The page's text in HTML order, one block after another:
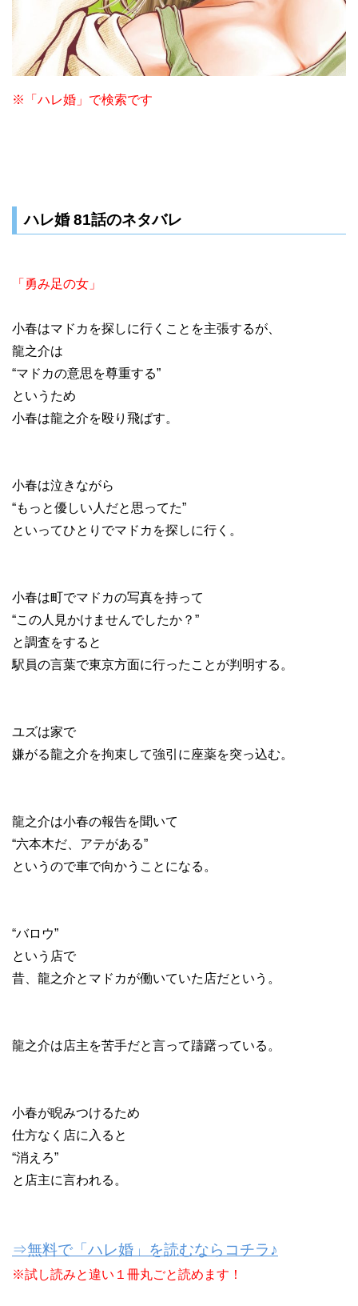
※「ハレ婚」で検索です
ハレ婚 81話のネタバレ
「勇み足の女」
小春はマドカを探しに行くことを主張するが、
龍之介は
“マドカの意思を尊重する”
というため
小春は龍之介を殴り飛ばす。
小春は泣きながら
“もっと優しい人だと思ってた”
といってひとりでマドカを探しに行く。
小春は町でマドカの写真を持って
“この人見かけませんでしたか？”
と調査をすると
駅員の言葉で東京方面に行ったことが判明する。
ユズは家で
嫌がる龍之介を拘束して強引に座薬を突っ込む。
龍之介は小春の報告を聞いて
“六本木だ、アテがある”
というので車で向かうことになる。
“バロウ”
という店で
昔、龍之介とマドカが働いていた店だという。
龍之介は店主を苦手だと言って躊躇っている。
小春が睨みつけるため
仕方なく店に入ると
“消えろ”
と店主に言われる。
⇒無料で「ハレ婚」を読むならコチラ♪
※試し読みと違い１冊丸ごと読めます！